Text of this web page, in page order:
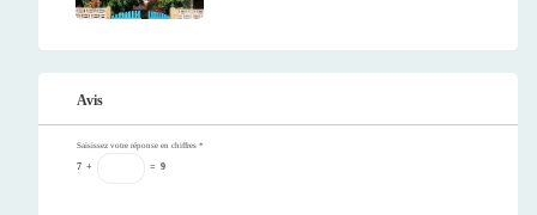
Avis
Saisissez votre réponse en chiffres *
7 + = 9